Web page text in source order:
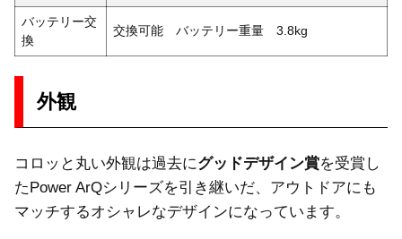
バッテリー交
換
交換可能 バッテリー重量 3.8kg
外観
コロッと丸い外観は過去にグッドデザイン賞を受賞し
たPower ArQシリーズを引き継いだ、アウトドアにも
マッチするオシャレなデザインになっています。